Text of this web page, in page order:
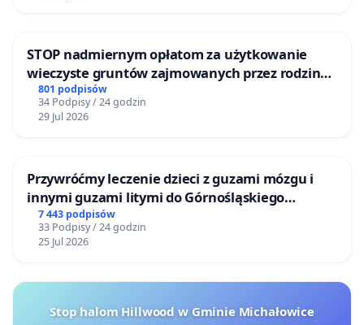
STOP nadmiernym opłatom za użytkowanie
wieczyste gruntów zajmowanych przez rodzinne
ogrody działkowe.
801 podpisów
34 Podpisy / 24 godzin
29 Jul 2026
Przywróćmy leczenie dzieci z guzami mózgu i
innymi guzami litymi do Górnośląskiego
Centrum Zdrowia Dziecka w Katowicach
7 443 podpisów
33 Podpisy / 24 godzin
25 Jul 2026
Stop halom Hillwood w Gminie Michałowice